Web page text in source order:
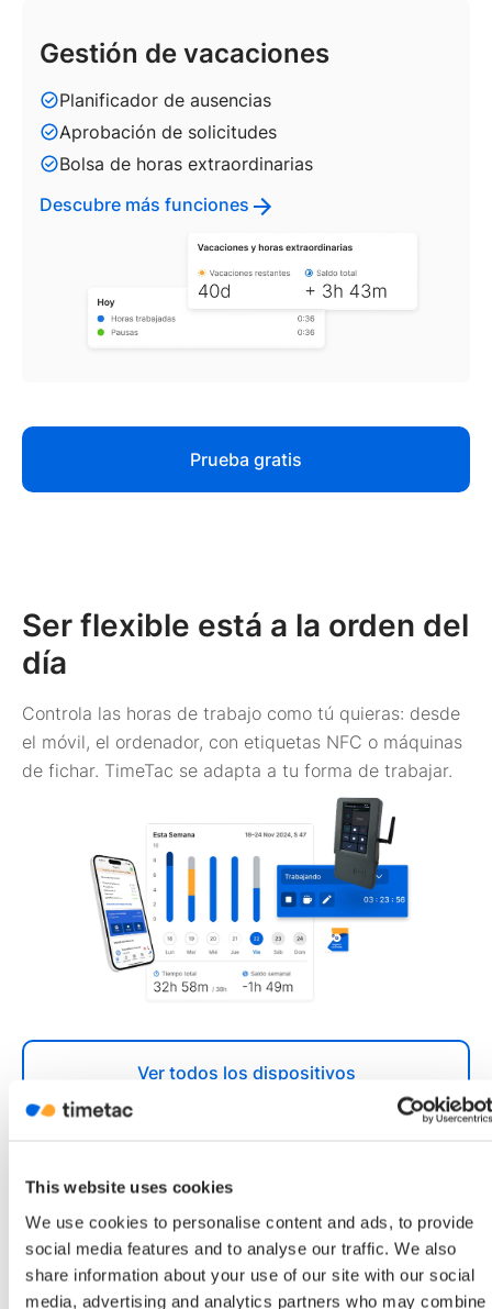
This website uses cookies
We use cookies to personalise content and ads, to provide
social media features and to analyse our traffic. We also
share information about your use of our site with our social
media, advertising and analytics partners who may combine
Gestión de vacaciones
Planificador de ausencias
Aprobación de solicitudes
Bolsa de horas extraordinarias
Descubre más funciones
Prueba gratis
Ser flexible está a la orden del
día
Controla las horas de trabajo como tú quieras: desde
el móvil, el ordenador, con etiquetas NFC o máquinas
de fichar. TimeTac se adapta a tu forma de trabajar.
Ver todos los dispositivos
Más de 130.000 usuarios